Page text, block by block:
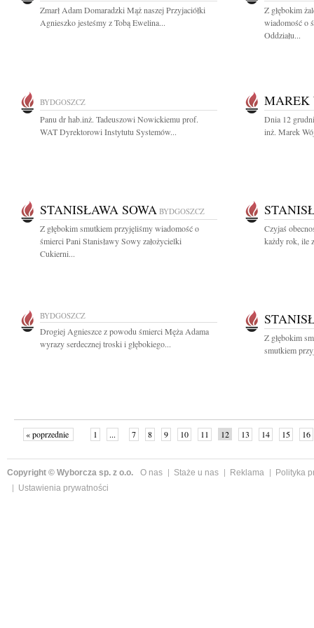
Zmarł Adam Domaradzki Mąż naszej Przyjaciółki
Agnieszko jesteśmy z Tobą Ewelina...
Z głębokim
wiadomość o
Oddziału...
BYDGOSZCZ
Panu dr hab.inż. Tadeuszowi Nowickiemu prof.
WAT Dyrektorowi Instytutu Systemów...
MAREK
Dnia 12
inż. Marek
STANISŁAWA SOWA BYDGOSZCZ
Z głębokim smutkiem przyjęliśmy wiadomość o
śmierci Pani Stanisławy Sowy założycielki
Cukierni...
Czyjaś
każdy rok, ile
BYDGOSZCZ
Drogiej Agnieszce z powodu śmierci Męża Adama
wyrazy serdecznej troski i głębokiego...
Z głębokim
smutkiem
« poprzednie 1 ... 7 8 9 10 11 12 13 14 15 16
Copyright © Wyborcza sp. z o.o. O nas Staże u nas Reklama
Polityka
Ustawienia prywatności